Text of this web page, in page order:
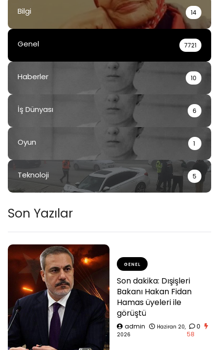
Bilgi 14
Genel 7721
Haberler 10
İş Dünyası 6
Oyun 1
Teknoloji 5
Son Yazılar
GENEL
Son dakika: Dışişleri
Bakanı Hakan Fidan
Hamas üyeleri ile
görüştü
admin
Haziran 20,
2026
0
58